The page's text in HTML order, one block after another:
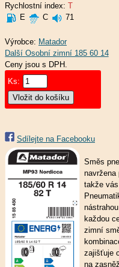
Rychlostní index: T
E
C 71
Výrobce: Matador
Ceny jsou s DPH.
Ks:
Sdílejte na Facebooku
Směs
navržena
takže
každou
zimní
zajišťuje
na